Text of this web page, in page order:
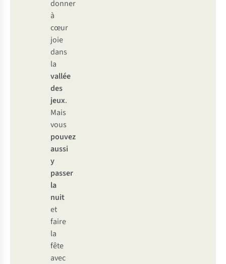
donner
à
cœur
joie
dans
la
vallée
des
jeux.
Mais
vous
pouvez
aussi
y
passer
la
nuit
et
faire
la
fête
avec